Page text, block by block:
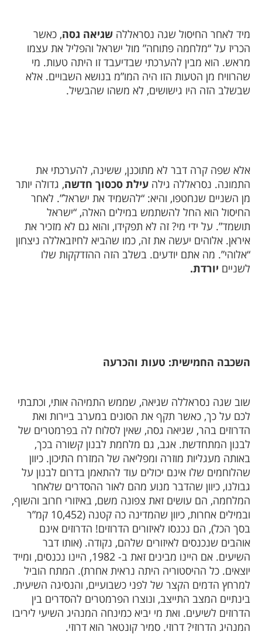
מיד לאחר החיסול שגה נסראללה שגיאה גסה, כאשר
הכריז על “מלחמה פתוחה” מול ישראל והפליל את עצמו
מראש. הוא מבין להערכתי שבדיעבד זו היתה טעות. מי
שהרוויח מן הטעות הזו היה המו”מ בנושא השבויים. אלא
שבשלב הזה היו גישושים, לא משהו שהבשיל.
אלא שפה קרה דבר לא מתוכנן, ששינה, להערכתי את
התמונה. נסראללה גילה עילת סכסוך חדשה, גדולה יותר
מן השניים שנחטפו, והיא: “להשמיד את ישראל”. לאחר
החיסול הוא החל להשתמש במילים האלה, “ישראל
תושמד”. על ידי מי? זה לא תפקידו, והוא גם לא מזכיר את
איראן. אלוהים יעשה את זה, כמו שהביא לחיזבאללה ניצחון
“אלוהי”. מה אתם יודעים. בשלב הזה ההזדקקות שלו
לשניים יורדת.
השכבה החמישית: טעות והכרעה
שוב שגה נסראללה שגיאה, שממש התמיהה אותי, וכתבתי
לכם על כך, כאשר תקף את הסונים במערב ביירות ואת
הדרוזים בהר, שגיאה גסה, שאין לסלוח לה בפרמטרים של
לבנון המתחדשת. אגב, גם מלחמת לבנון קשורה בכך,
באותה מעגליות מוזרה ומפליאה של המזרח התיכון. כיוון
שהלוחמים שלו אינם יכולים עוד להתאמן בדרום לבנון על
גבולנו, כיוון שהדבר מנוע מהם לאור ההסדרים שלאחר
המלחמה, הם עושים זאת צפונה משם, באיזורי חרוב והשוף,
ובמילים אחרות, כיוון שהמדינה כה קטנה (10,452 קמ”ר
בסך הכל), הם נכנסו לאיזורים הדרוזים! הדרוזים אינם
אוהבים שנכנסים לאיזורים שלהם, נקודה. (אותו דבר
השיעים. אם היינו מבינים זאת ב- 1982, היינו נכנסים, ומייד
יוצאים. כל ההיסטוריה היתה נראית אחרת). המתח הוביל
למרחץ הדמים הקצר של לפני כשבועיים, והנסיגה השיעית.
בינתיים המצב התייצב, ונוצרו הפרמטרים להסדרים בין
הדרוזים לשיעים. ואת מי יביא כמינחה המנהיג השיעי ליריבו
המנהיג הדרוזי? דרוזי. סמיר קונטאר הוא דרוזי.